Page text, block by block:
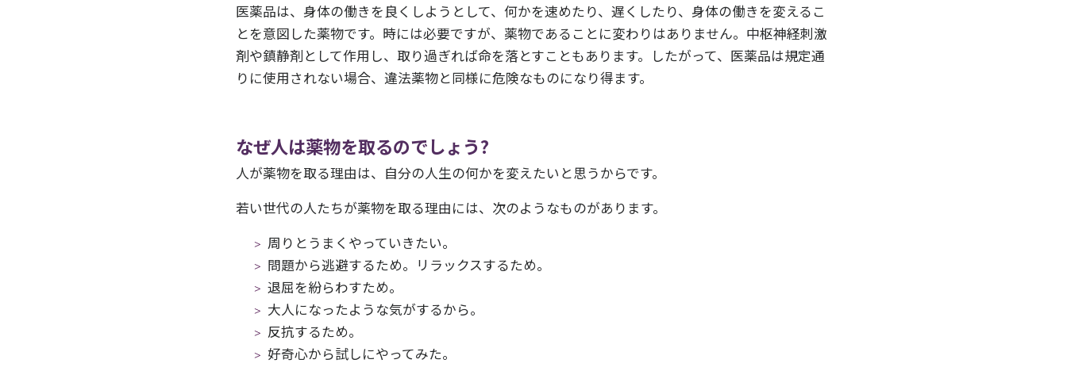
医薬品は、身体の働きを良くしようとして、何かを速めたり、遅くしたり、身体の働きを変えるこ
とを意図した薬物です。時には必要ですが、薬物であることに変わりはありません。中枢神経刺激
剤や鎮静剤として作用し、取り過ぎれば命を落とすこともあります。したがって、医薬品は規定通
りに使用されない場合、違法薬物と同様に危険なものになり得ます。
なぜ人は薬物を取るのでしょう?
人が薬物を取る理由は、自分の人生の何かを変えたいと思うからです。
若い世代の人たちが薬物を取る理由には、次のようなものがあります。
周りとうまくやっていきたい。
問題から逃避するため。リラックスするため。
退屈を紛らわすため。
大人になったような気がするから。
反抗するため。
好奇心から試しにやってみた。